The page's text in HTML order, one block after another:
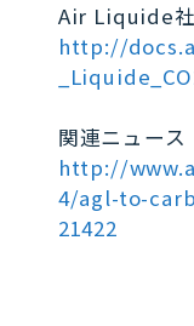
Air Liquide社
http://
関連ニュース
http://
4/agl-to-
21422